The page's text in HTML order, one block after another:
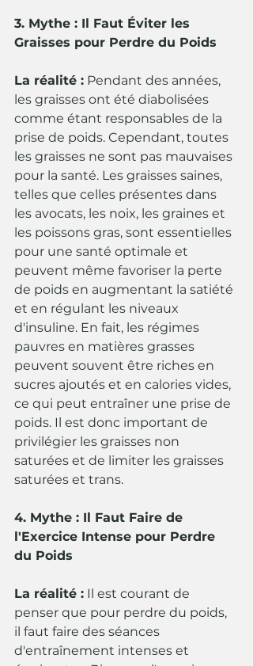
3. Mythe : Il Faut Éviter les
Graisses pour Perdre du Poids
La réalité : Pendant des années,
les graisses ont été diabolisées
comme étant responsables de la
prise de poids. Cependant, toutes
les graisses ne sont pas mauvaises
pour la santé. Les graisses saines,
telles que celles présentes dans
les avocats, les noix, les graines et
les poissons gras, sont essentielles
pour une santé optimale et
peuvent même favoriser la perte
de poids en augmentant la satiété
et en régulant les niveaux
d'insuline. En fait, les régimes
pauvres en matières grasses
peuvent souvent être riches en
sucres ajoutés et en calories vides,
ce qui peut entraîner une prise de
poids. Il est donc important de
privilégier les graisses non
saturées et de limiter les graisses
saturées et trans.
4. Mythe : Il Faut Faire de
l'Exercice Intense pour Perdre
du Poids
La réalité : Il est courant de
penser que pour perdre du poids,
il faut faire des séances
d'entraînement intenses et